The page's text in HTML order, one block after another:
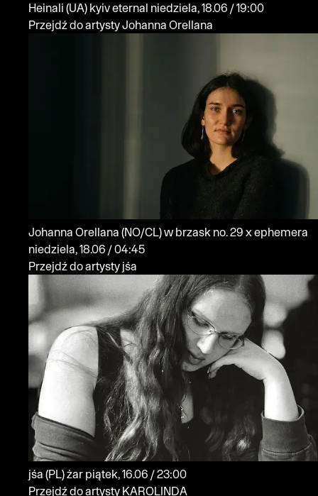
Heinali (UA) kyiv eternal
niedziela, 18.06 / 19:00
Przejdź do artysty Johanna Orellana
Johanna Orellana (NO/CL)w brzask no. 29 x ephemera
niedziela, 18.06 / 04:45
Przejdź do artysty jśa
jśa (PL)żar
piątek, 16.06 / 23:00
Przejdź do artysty KAROLINDA